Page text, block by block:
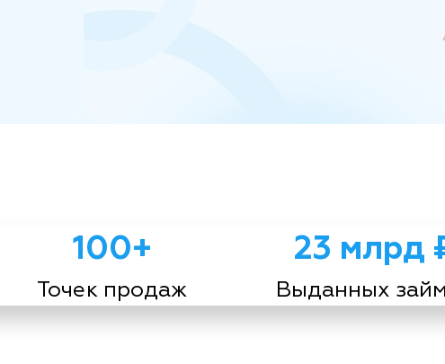
100+
Точек продаж
23 млрд
Выданных